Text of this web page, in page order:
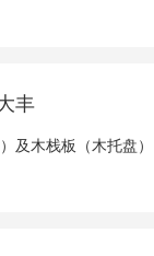
丰
及木栈板（木托盘